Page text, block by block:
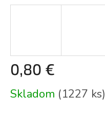
0,80 €
cena:
Skladom (1227 ks)